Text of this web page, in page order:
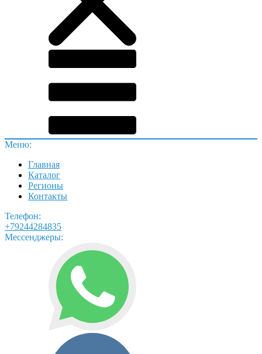
Меню:
Главная
Каталог
Регионы
Контакты
Телефон:
+79244284835
Мессенджеры: